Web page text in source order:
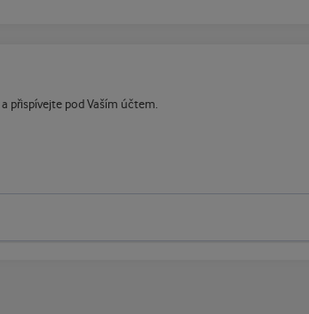
a přispívejte pod Vaším účtem.